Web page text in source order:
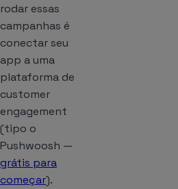
rodar essas
campanhas é
conectar seu
app a uma
plataforma de
customer
engagement
(tipo o
Pushwoosh —
grátis para
começar).